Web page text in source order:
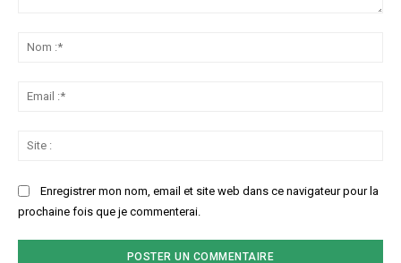
Enregistrer mon nom, email et site web dans ce navigateur pour la
prochaine fois que je commenterai.